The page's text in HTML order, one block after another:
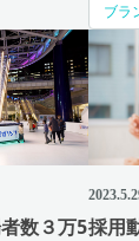
ブラ
数３万5採用